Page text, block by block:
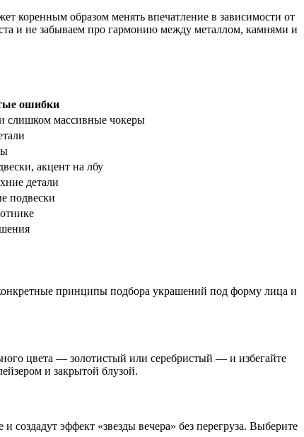
коренным образом менять впечатление в зависимости от
и не забываем про гармонию между металлом, камнями и
ошибки
слишком массивные чокеры
акцент на лбу
детали
подвески
принципы подбора украшений под форму лица и
цвета — золотистый или серебристый — и избегайте
и закрытой блузой.
эффект «звезды вечера» без перегруза. Выберите